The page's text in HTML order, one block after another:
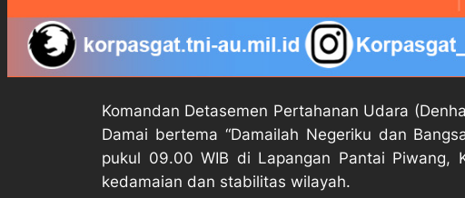
Komandan Detasemen Pertahanan Udara
Damai bertema “Damailah Negeriku dan
pukul 09.00 WIB di Lapangan Pantai Piwang,
kedamaian dan stabilitas wilayah.